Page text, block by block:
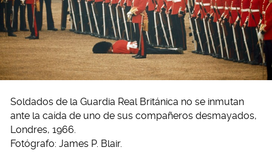
Soldados de la Guardia Real Británica no se inmutan
ante la caída de uno de sus compañeros desmayados,
Londres, 1966.
Fotógrafo: James P. Blair.